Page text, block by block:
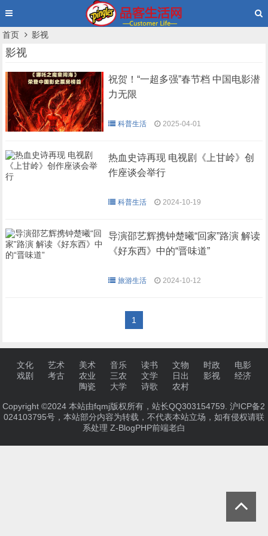
首页 影视
影视
祝贺！“一超多强”春节档 中国电影潜
力无限
科普生活 2025-04-01
热血史诗再现 电视剧《上甘岭》创
作座谈会举行
科普生活 2024-10-19
导演邵艺辉携钟楚曦“回家”路演 解读
《好东西》中的“晋味道”
旅游生活 2024-10-12
1
文化 艺术 美术 音乐 读书 文物 时政
电影
戏剧
考古 农业 三农 文学 日出 影视
经济
陶瓷
大学 诗歌 农村
Copyright ©2024 本站由fqmj版权所有，站长QQ303154759.沪ICP备2
024103795号，本站部分内容为转载，不代表本站立场，如有侵权请联
系处理 Z-BlogPHP前端老白